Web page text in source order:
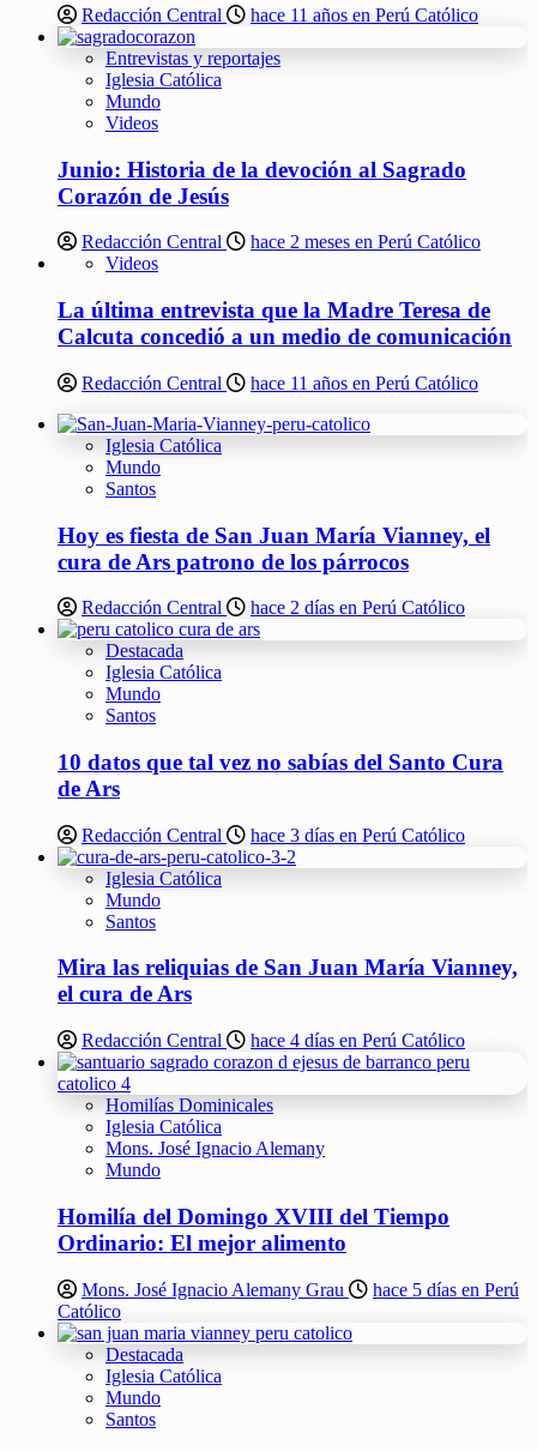
Redacción Central hace 11 años en Perú Católico
Entrevistas y reportajes
Iglesia Católica
Mundo
Videos
Junio: Historia de la devoción al Sagrado
Corazón de Jesús
Redacción Central
hace 2 meses en Perú Católico
Videos
La última entrevista que la Madre Teresa de
Calcuta concedió a un medio de comunicación
Redacción Central hace 11 años en Perú Católico
Iglesia Católica
Mundo
Santos
Hoy es fiesta de San Juan María Vianney, el
cura de Ars patrono de los párrocos
Redacción Central hace 2 días en Perú Católico
Destacada
Iglesia Católica
Mundo
Santos
10 datos que tal vez no sabías del Santo Cura
de Ars
Redacción Central hace 3 días en Perú Católico
Iglesia Católica
Mundo
Santos
Mira las reliquias de San Juan María Vianney,
el cura de Ars
Redacción Central hace 4 días en Perú Católico
Homilías Dominicales
Iglesia Católica
Mons. José Ignacio Alemany
Mundo
Homilía del Domingo XVIII del Tiempo
Ordinario: El mejor alimento
Mons. José Ignacio Alemany Grau
hace 5 días en Perú
Católico
Destacada
Iglesia Católica
Mundo
Santos